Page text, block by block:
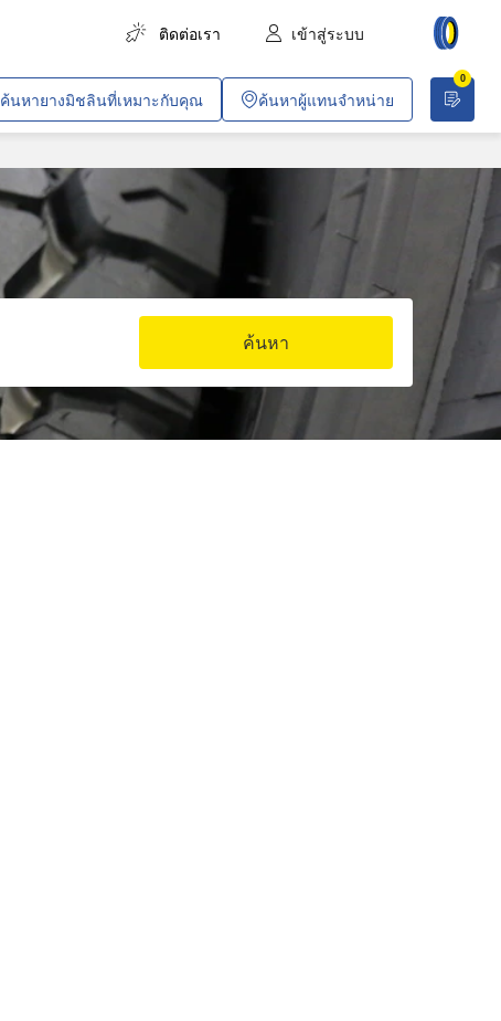
ติดต่อเรา เข้าสู่ระบบ
การขนส่งสินค้า
การขนส่งผู้โดยสาร
การเกษตร
งานก่อสร้างและอุตสาหกรรม
เหมืองทั่วไปและเหมืองหิน
งานค้าขายและวิชาชีพเฉพาะทาง
ปฏิบัติการพลเรือนและการทหาร
อากาศยาน
0
ค้นหายางมิชลินที่เหมาะกับคุณ ค้นหาผู้แทนจำหน่าย
ค้นหา